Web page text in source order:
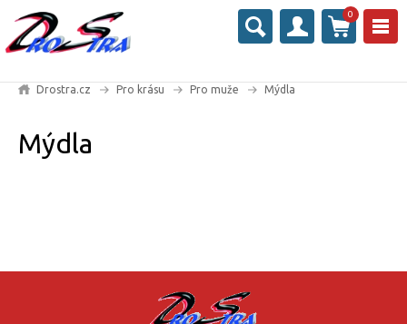
0
Drostra.cz Pro krásu Pro muže Mýdla
Mýdla